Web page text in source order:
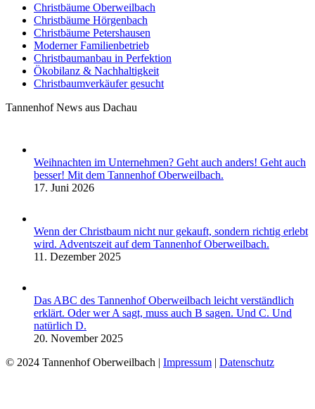
Christbäume Oberweilbach
Christbäume Hörgenbach
Christbäume Petershausen
Moderner Familienbetrieb
Christbaumanbau in Perfektion
Ökobilanz & Nachhaltigkeit
Christbaumverkäufer gesucht
Tannenhof News aus Dachau
Weihnachten im Unternehmen? Geht auch anders! Geht auch
besser! Mit dem Tannenhof Oberweilbach.
17. Juni 2026
Wenn der Christbaum nicht nur gekauft, sondern richtig erlebt
wird. Adventszeit auf dem Tannenhof Oberweilbach.
11. Dezember 2025
Das ABC des Tannenhof Oberweilbach leicht verständlich
erklärt. Oder wer A sagt, muss auch B sagen. Und C. Und
natürlich D.
20. November 2025
© 2024 Tannenhof Oberweilbach | Impressum | Datenschutz